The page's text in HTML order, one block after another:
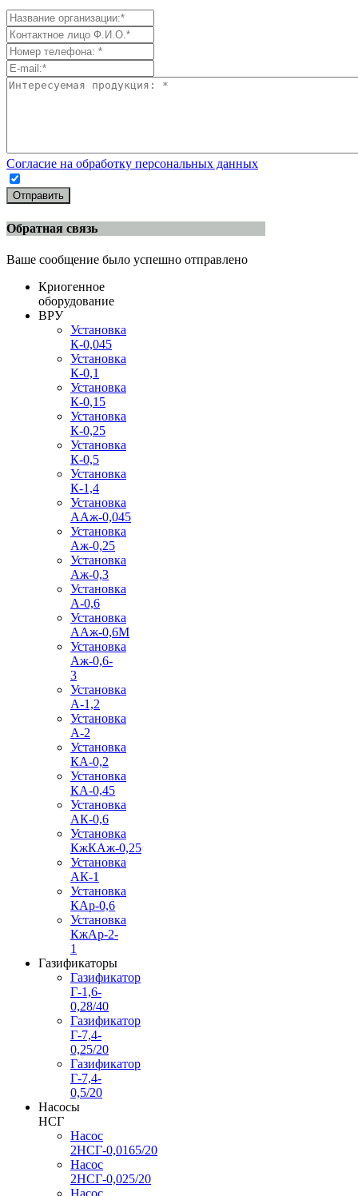
Согласие на обработку персональных данных
Отправить
Обратная связь
Ваше сообщение было успешно отправлено
Криогенное
оборудование
ВРУ
Установка
К-0,045
Установка
К-0,1
Установка
К-0,15
Установка
К-0,25
Установка
К-0,5
Установка
К-1,4
Установка
ААж-0,045
Установка
Аж-0,25
Установка
Аж-0,3
Установка
А-0,6
Установка
ААж-0,6М
Установка
Аж-0,6-
3
Установка
А-1,2
Установка
А-2
Установка
КА-0,2
Установка
КА-0,45
Установка
АК-0,6
Установка
КжКАж-0,25
Установка
АК-1
Установка
КАр-0,6
Установка
КжАр-2-
1
Газификаторы
Газификатор
Г-1,6-
0,28/40
Газификатор
Г-7,4-
0,25/20
Газификатор
Г-7,4-
0,5/20
Насосы
НСГ
Насос
2НСГ-0,0165/20
Насос
2НСГ-0,025/20
Насос